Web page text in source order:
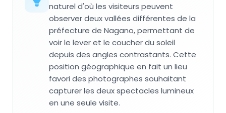
naturel d'où les visiteurs peuvent
observer deux vallées différentes de la
préfecture de Nagano, permettant de
voir le lever et le coucher du soleil
depuis des angles contrastants. Cette
position géographique en fait un lieu
favori des photographes souhaitant
capturer les deux spectacles lumineux
en une seule visite.